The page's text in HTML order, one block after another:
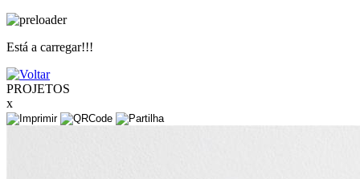
Está a carregar!!!
PROJETOS
x